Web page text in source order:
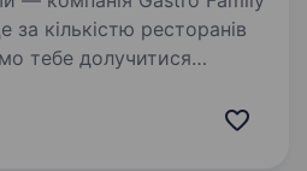
кількістю ресторанів
тебе долучитися